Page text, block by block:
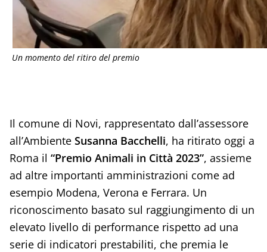
Un momento del ritiro del premio
Il comune di Novi, rappresentato dall’assessore
all’Ambiente Susanna Bacchelli, ha ritirato oggi a
Roma il “Premio Animali in Città 2023”, assieme
ad altre importanti amministrazioni come ad
esempio Modena, Verona e Ferrara. Un
riconoscimento basato sul raggiungimento di un
elevato livello di performance rispetto ad una
serie di indicatori prestabiliti, che premia le